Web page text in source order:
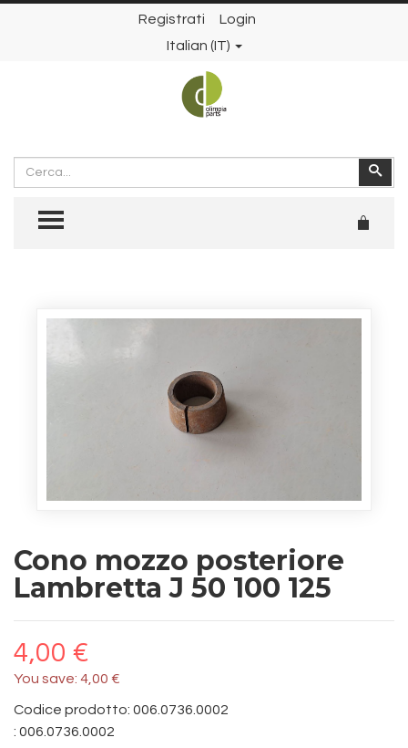
Registrati
Login
Italian (IT)
Cerca
TOGGLE MENU
Cono mozzo posteriore
Lambretta J 50 100 125
4,00 €
You save: 4,00 €
Codice prodotto: 006.0736.0002
: 006.0736.0002